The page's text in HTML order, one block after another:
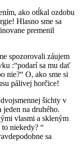
ako otĺkal ozdobu
Hlasno sme sa
premenil
spozorovali záujem
:“podarí sa mu dať
nie?“ O, ako sme si
pálivej horčice!
šichty v
na druhého.
vlasmi a skleným
niekedy? “
sa